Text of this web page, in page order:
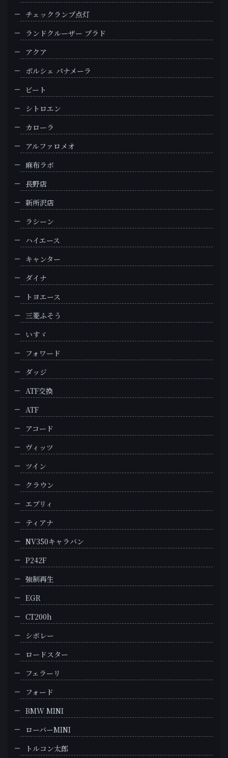
チェックランプ点灯
ランドクルーザー プラド
アクア
ポルシェ パナメーラ
ビート
シトロエン
カローラ
アルファロメオ
麻布ラボ
長野店
新所沢店
ラシーン
ハイエース
キャンター
ダイナ
トヨエース
三菱ふそう
いすゞ
フォワード
ダッジ
ATF交換
ATF
アコード
ヴィッツ
ツイン
クラウン
エブリィ
ティアナ
NV350キャラバン
P242F
強制再生
EGR
CT200h
シボレー
ロードスター
フェラーリ
フォード
BMW MINI
ローバーMINI
トルコン太郎